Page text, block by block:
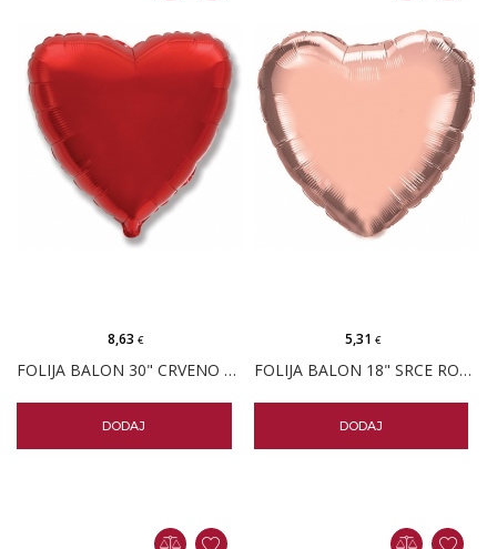
FOLIJA BALON 30" CRVENO SRCE PK
8,63€
DODAJ
FOLIJA BALON 18" SRCE ROSE GOLD PK
5,31 €
DODAJ